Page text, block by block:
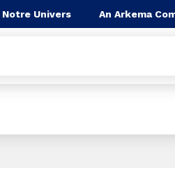
Notre Univers An Arkema